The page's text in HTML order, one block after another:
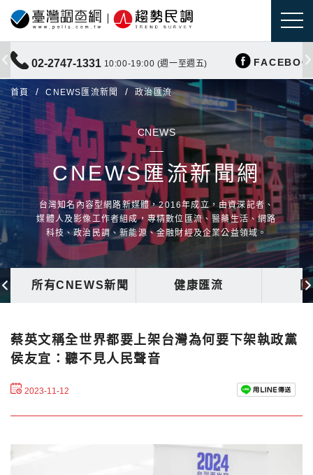
02-2747-1331 10:00-19:00 (週一至週五)
首頁 CNEWS匯流新聞 政治匯流
CNEWS
CNEWS匯流新聞網
台灣知名內容型網路新媒體，2016年成立，由資深記者、
媒體人及影像工作者組成，專精數位匯流、醫藥生活、網路
科技、政治民調、新能源、金融財經及企業公益領域。
所有CNEWS新聞 健康匯流
蔡英文稱全世界都要上架台灣為何要下架執政黨
侯友宜：聽不見人民聲音
2023-11-12